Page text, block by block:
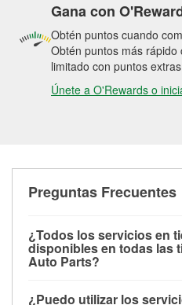
Gana con
Obtén puntos cuando
Obtén puntos más
limitado con puntos
Únete a O'Rewards o
Preguntas Frecuentes
¿Todos los servicios en
disponibles en todas las
Auto Parts?
¿Puedo utilizar los